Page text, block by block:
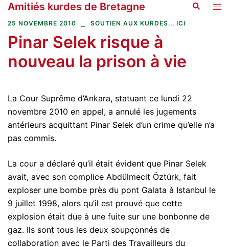
Aller
au
contenu
Amitiés kurdes de Bretagne
25 NOVEMBRE 2010 SOUTIEN AUX KURDES... ICI
Pinar Selek risque à
nouveau la prison à vie
La Cour Suprême d’Ankara, statuant ce lundi 22
novembre 2010 en appel, a annulé les jugements
antérieurs acquittant Pinar Selek d’un crime qu’elle n’a
pas commis.
La cour a déclaré qu’il était évident que Pinar Selek
avait, avec son complice Abdülmecit Öztürk, fait
exploser une bombe près du pont Galata à Istanbul le
9 juillet 1998, alors qu’il est prouvé que cette
explosion était due à une fuite sur une bonbonne de
gaz. Ils sont tous les deux soupçonnés de
collaboration avec le Parti des Travailleurs du